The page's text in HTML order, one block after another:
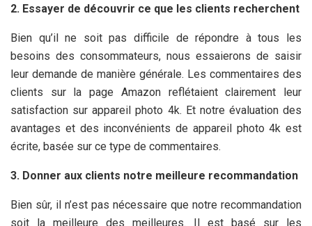
2. Essayer de découvrir ce que les clients recherchent
Bien qu’il ne soit pas difficile de répondre à tous les
besoins des consommateurs, nous essaierons de saisir
leur demande de manière générale. Les commentaires des
clients sur la page Amazon reflétaient clairement leur
satisfaction sur appareil photo 4k. Et notre évaluation des
avantages et des inconvénients de appareil photo 4k est
écrite, basée sur ce type de commentaires.
3. Donner aux clients notre meilleure recommandation
Bien sûr, il n’est pas nécessaire que notre recommandation
soit la meilleure des meilleures. Il est basé sur les